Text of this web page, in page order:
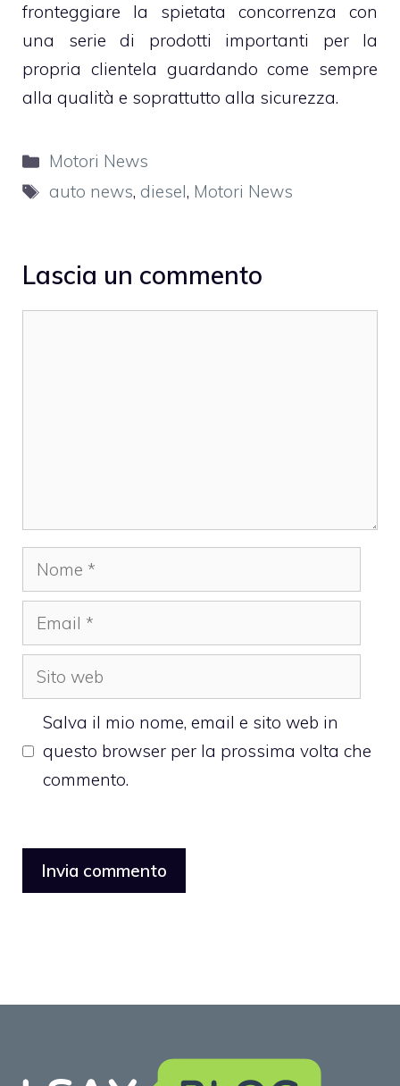
fronteggiare la spietata concorrenza con
una serie di prodotti importanti per la
propria clientela guardando come sempre
alla qualità e soprattutto alla sicurezza.
Categorie
Motori News
Tag
auto news, diesel, Motori News
Lascia un commento
Nome
Email
Sito
web
Salva il mio nome, email e sito web in
questo browser per la prossima volta che
commento.